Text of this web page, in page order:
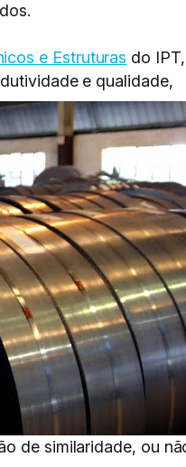
e Estruturas do
e qualidade,
de similaridade, ou